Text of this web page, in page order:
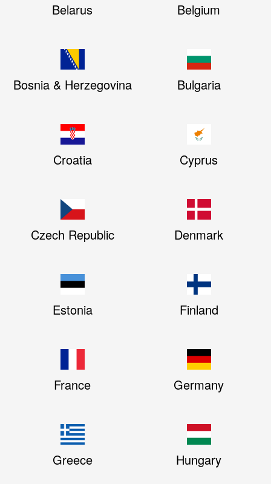
Belarus Belgium
Bosnia & Herzegovina Bulgaria
Croatia Cyprus
Czech Republic Denmark
Estonia Finland
France Germany
Greece Hungary